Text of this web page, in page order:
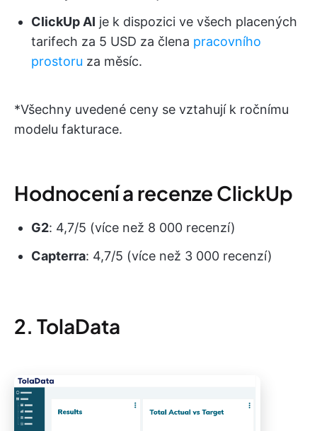
ClickUp AI je k dispozici ve všech placených
tarifech za 5 USD za člena pracovního
prostoru za měsíc.
*Všechny uvedené ceny se vztahují k ročnímu
modelu fakturace.
Hodnocení a recenze ClickUp
G2: 4,7/5 (více než 8 000 recenzí)
Capterra: 4,7/5 (více než 3 000 recenzí)
2. TolaData